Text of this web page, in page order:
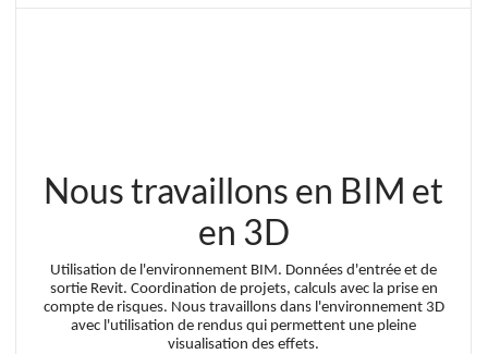
Nous travaillons en BIM et
en 3D
Utilisation de l'environnement BIM. Données d'entrée et de
sortie Revit. Coordination de projets, calculs avec la prise en
compte de risques. Nous travaillons dans l'environnement 3D
avec l'utilisation de rendus qui permettent une pleine
visualisation des effets.